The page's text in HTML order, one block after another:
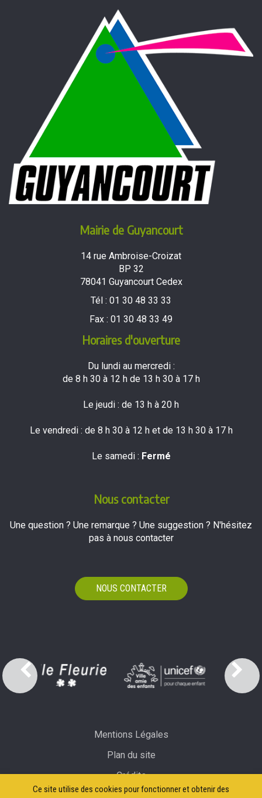
Ce site utilise des cookies pour fonctionner et obtenir des
Mairie de Guyancourt
14 rue Ambroise-Croizat
BP 32
78041 Guyancourt Cedex
Tél : 01 30 48 33 33
Fax : 01 30 48 33 49
Horaires d'ouverture
Du lundi au mercredi :
de 8 h 30 à 12 h de 13 h 30 à 17 h
Le jeudi : de 13 h à 20 h
Le vendredi : de 8 h 30 à 12 h et de 13 h 30 à 17 h
Le samedi : Fermé
Nous contacter
Une question ? Une remarque ? Une suggestion ? N'hésitez
pas à nous contacter
NOUS CONTACTER
Mentions Légales
Plan du site
Crédits
Accessibilité: partiellement conforme